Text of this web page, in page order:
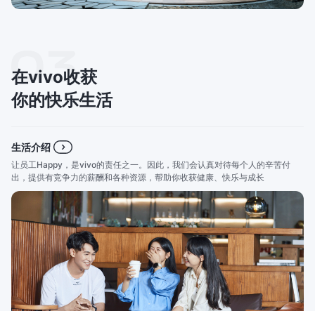
在vivo收获
你的快乐生活
生活介绍
让员工Happy，是vivo的责任之一。因此，我们会认真对待每个人的辛苦付
出，提供有竞争力的薪酬和各种资源，帮助你收获健康、快乐与成长